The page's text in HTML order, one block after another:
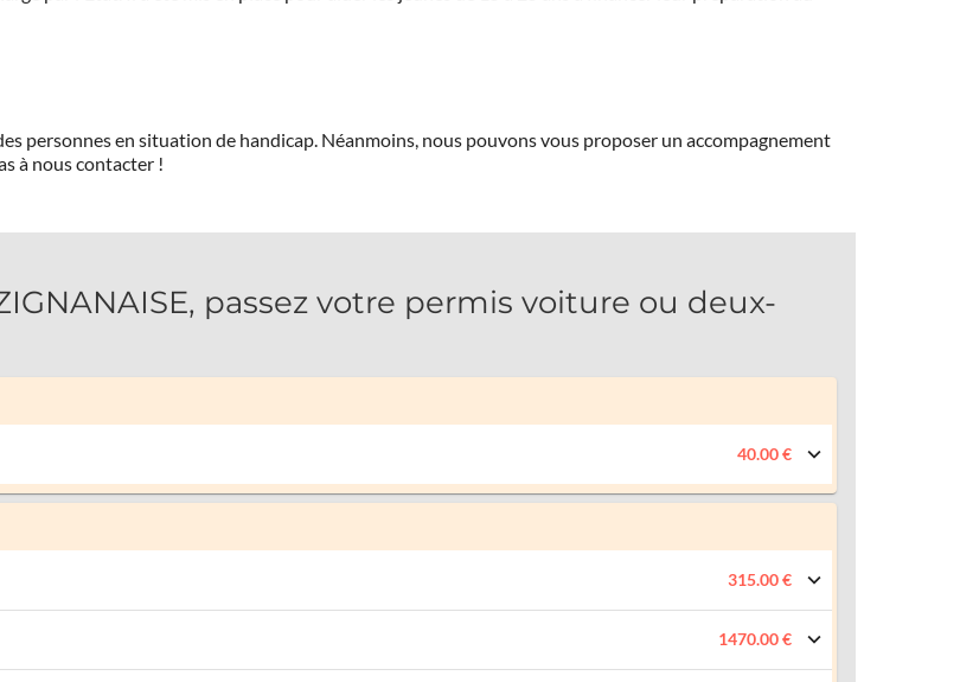
personnes en situation de handicap. Néanmoins, nous pouvons vous proposer un accompagnement
à nous contacter !
passez votre permis voiture ou deux-
40.00 €
315.00 €
1470.00 €